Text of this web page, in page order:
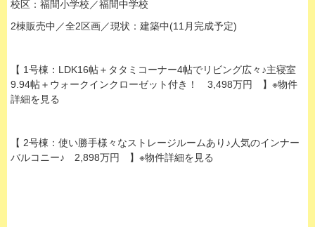
校区：福間小学校／福間中学校
2棟販売中／全2区画／現状：建築中(11月完成予定)
【 1号棟：LDK16帖＋タタミコーナー4帖でリビング広々♪主寝室
9.94帖＋ウォークインクローゼット付き！ 3,498万円 】※物件
詳細を見る
【 2号棟：使い勝手様々なストレージルームあり♪人気のインナー
バルコニー♪ 2,898万円 】※物件詳細を見る